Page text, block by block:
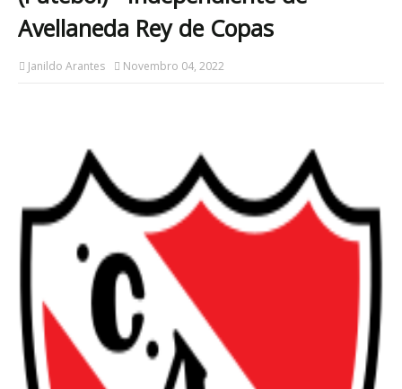
Avellaneda Rey de Copas
Janildo Arantes Novembro 04, 2022